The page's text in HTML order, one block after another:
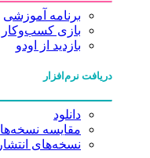
برنامه آموزشی
بازی کسب‌وکار Scale Up!
بازدید از اودو
دریافت نرم‌افزار
دانلود
مقایسه نسخه‌ها
نسخه‌های انتشار